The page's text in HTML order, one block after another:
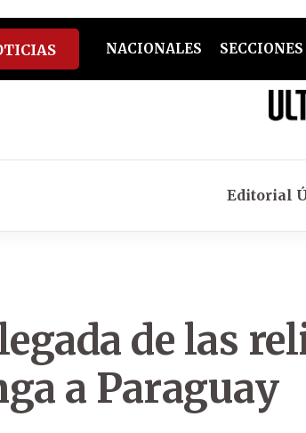
NACIONALES SECCIONES
Editorial
de las
a Paraguay